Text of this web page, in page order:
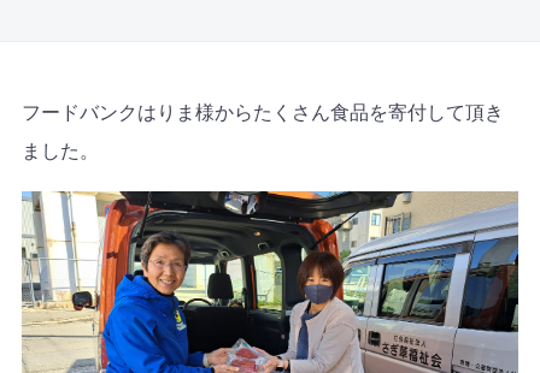
フードバンクはりま様からたくさん食品を寄付して頂き
ました。